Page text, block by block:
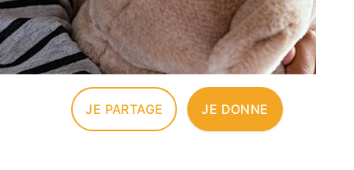
JE PARTAGE JE DONNE